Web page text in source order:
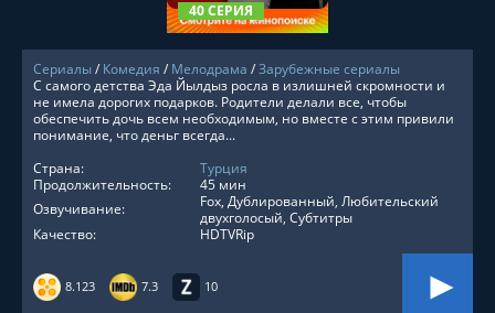
40 СЕРИЯ
Сериалы/ Комедия / Мелодрама /Зарубежные сериалы
8.123 7.3 10
С самого детства Эда Йылдыз росла в излишней скромности и
не имела дорогих подарков. Родители делали все, чтобы
обеспечить дочь всем необходимым, но вместе с этим привили
понимание, что деньг всегда...
Страна:
Турция
Продолжительность:
45 мин
Озвучивание:
Fox, Дублированный, Любительский
двухголосый, Субтитры
Качество:
HDTVRip